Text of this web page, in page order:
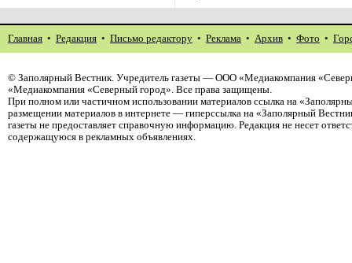
Главная • Редакция • Письмо редактору • Реклама • Архив • Фото •
© Заполярный Вестник. Учредитель газеты — ООО «Медиакомпания
«Медиакомпания «Северный город». Все права защищены.
При полном или частичном использовании материалов ссылка на
размещении материалов в интернете — гиперссылка на «Заполярный
газеты не предоставляет справочную информацию. Редакция не несет
содержащуюся в рекламных объявлениях.